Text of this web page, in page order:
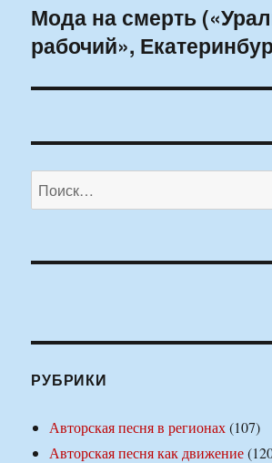
Следующая
запись:
Мода на смерть
рабочий»,
Искать:
РУБРИКИ
Авторская песня в регионах(107)
Авторская песня как движение